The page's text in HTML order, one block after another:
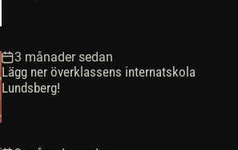
3 månader sedan
Lägg ner överklassens internatskola
Lundsberg!